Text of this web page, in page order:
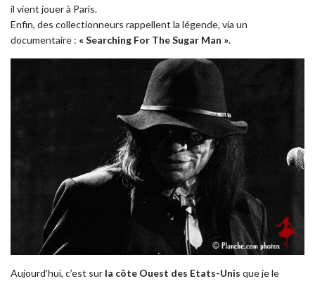
il vient jouer à Paris.
Enfin, des collectionneurs rappellent la légende, via un
documentaire : « Searching For The Sugar Man ».
Aujourd’hui, c’est sur la côte Ouest des Etats-Unis que je le